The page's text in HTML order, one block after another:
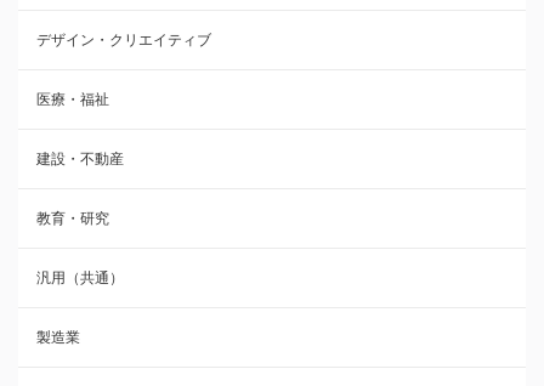
デザイン・クリエイティブ
医療・福祉
建設・不動産
教育・研究
汎用（共通）
製造業